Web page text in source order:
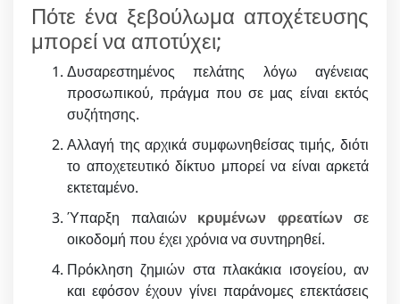
Πότε ένα ξεβούλωμα αποχέτευσης
μπορεί να αποτύχει;
Δυσαρεστημένος πελάτης λόγω αγένειας
προσωπικού, πράγμα που σε μας είναι εκτός
συζήτησης.
Αλλαγή της αρχικά συμφωνηθείσας τιμής, διότι
το αποχετευτικό δίκτυο μπορεί να είναι αρκετά
εκτεταμένο.
Ύπαρξη παλαιών κρυμένων φρεατίωνσε
οικοδομή που έχει χρόνια να συντηρηθεί.
Πρόκληση ζημιών στα πλακάκια ισογείου, αν
και εφόσον έχουν γίνει παράνομες επεκτάσεις